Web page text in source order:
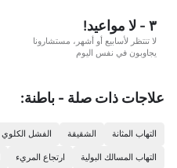
٣ - لا مواعيد!
لا تنتظر لأسابيع أو أشهر، مستشارونا
يجاوبون في نفس اليوم
علاجات ذات صلة - باطنة:
التهاب المثانة الشقيقة الفشل الكلوي
التهاب المسالك البولية ارتجاع المريء